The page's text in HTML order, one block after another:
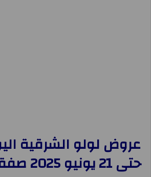
حتى 21 يونيو 2025 صفقات منعشة